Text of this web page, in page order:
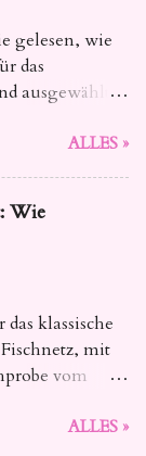
gelesen, wie
das
ausgewählt
so aufhängen ,
ALLES »
Wie
klassische
mit
vom
wir für Sie
ALLES »